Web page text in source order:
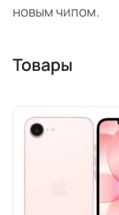
новым чипом.
Товары